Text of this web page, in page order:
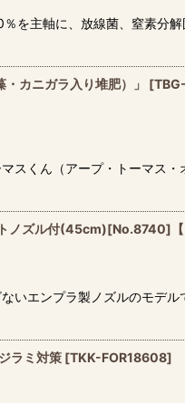
主軸に、放線菌、窒素分
カニガラ入り堆肥）」 [
くん（アープ・トーマス・
ノズル付(45cm)[No.8740]【
エンプラ製ノズルのモデ
ラミ対策 [TKK-FOR18608]